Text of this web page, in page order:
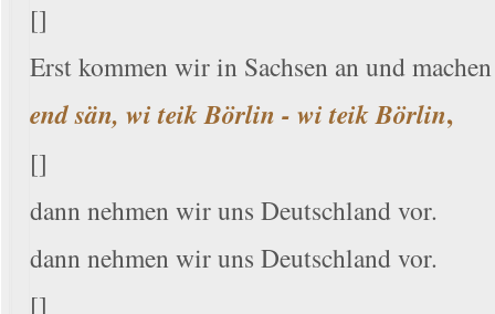
[]
Erst kommen wir in Sachsen an und
end sän, wi teik Börlin - wi teik Börlin,
[]
dann nehmen wir uns Deutschland vor.
dann nehmen wir uns Deutschland vor.
[]